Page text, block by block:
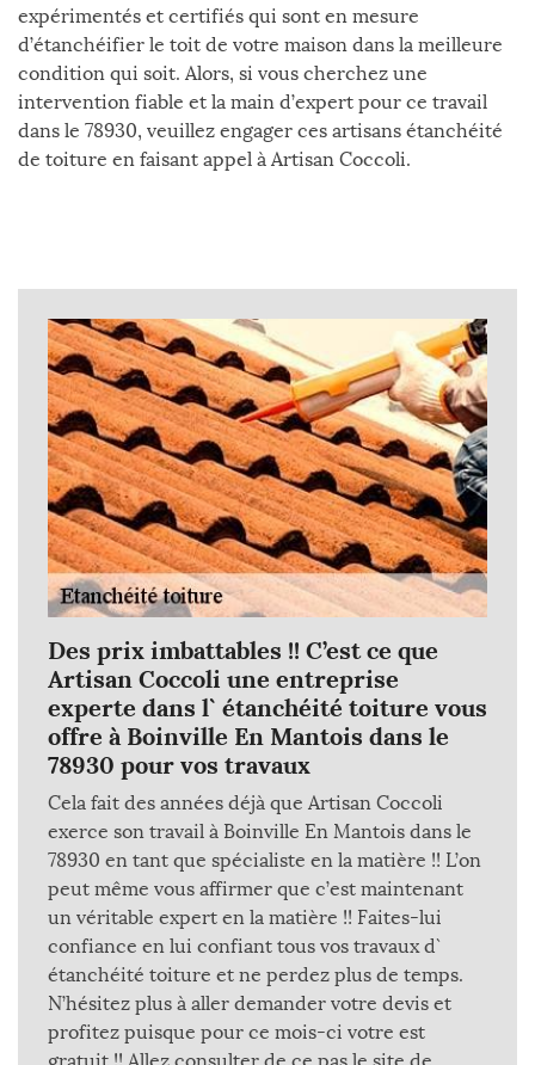
expérimentés et certifiés qui sont en mesure
d’étanchéifier le toit de votre maison dans la meilleure
condition qui soit. Alors, si vous cherchez une
intervention fiable et la main d’expert pour ce travail
dans le 78930, veuillez engager ces artisans étanchéité
de toiture en faisant appel à Artisan Coccoli.
Des prix imbattables !! C’est ce que
Artisan Coccoli une entreprise
experte dans l` étanchéité toiture vous
offre à Boinville En Mantois dans le
78930 pour vos travaux
Cela fait des années déjà que Artisan Coccoli
exerce son travail à Boinville En Mantois dans le
78930 en tant que spécialiste en la matière !! L’on
peut même vous affirmer que c’est maintenant
un véritable expert en la matière !! Faites-lui
confiance en lui confiant tous vos travaux d`
étanchéité toiture et ne perdez plus de temps.
N’hésitez plus à aller demander votre devis et
profitez puisque pour ce mois-ci votre est